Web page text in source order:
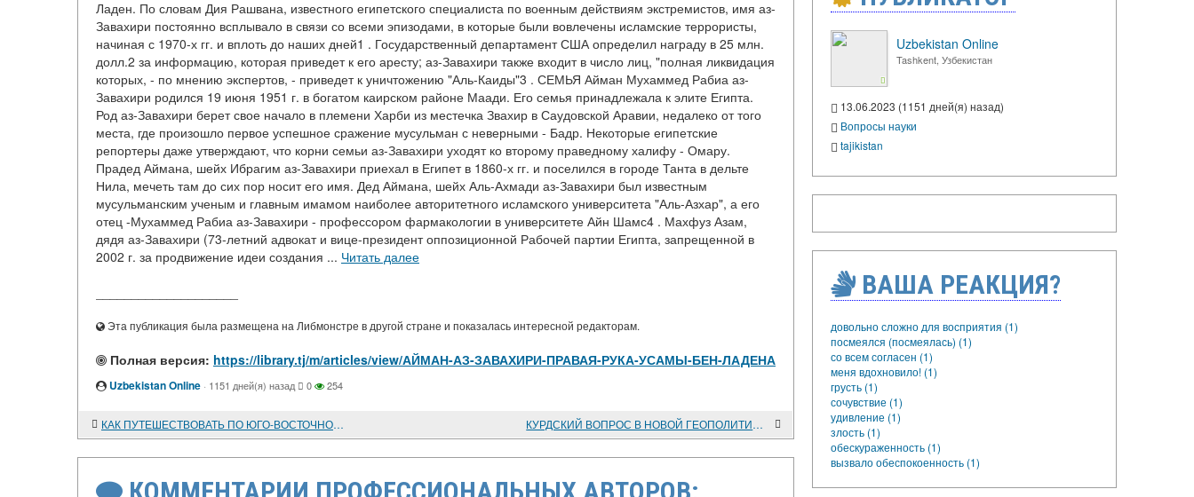
Ладен. По словам Дия Рашвана, известного египетского специалиста по военным действиям экстремистов, имя аз-
Завахири постоянно всплывало в связи со всеми эпизодами, в которые были вовлечены исламские террористы,
начиная с 1970-х гг. и вплоть до наших дней1 . Государственный департамент США определил награду в 25 млн.
долл.2 за информацию, которая приведет к его аресту; аз-Завахири также входит в число лиц, "полная ликвидация
которых, - по мнению экспертов, - приведет к уничтожению "Аль-Каиды"3 . СЕМЬЯ Айман Мухаммед Рабиа аз-
Завахири родился 19 июня 1951 г. в богатом каирском районе Маади. Его семья принадлежала к элите Египта.
Род аз-Завахири берет свое начало в племени Харби из местечка Звахир в Саудовской Аравии, недалеко от того
места, где произошло первое успешное сражение мусульман с неверными - Бадр. Некоторые египетские
репортеры даже утверждают, что корни семьи аз-Завахири уходят ко второму праведному халифу - Омару.
Прадед Аймана, шейх Ибрагим аз-Завахири приехал в Египет в 1860-х гг. и поселился в городе Танта в дельте
Нила, мечеть там до сих пор носит его имя. Дед Аймана, шейх Аль-Ахмади аз-Завахири был известным
мусульманским ученым и главным имамом наиболее авторитетного исламского университета "Аль-Азхар", а его
отец -Мухаммед Рабиа аз-Завахири - профессором фармакологии в университете Айн Шамс4 . Махфуз Азам,
дядя аз-Завахири (73-летний адвокат и вице-президент оппозиционной Рабочей партии Египта, запрещенной в
2002 г. за продвижение идеи создания ... Читать далее
Эта публикация была размещена на Либмонстре в другой стране и показалась интересной редакторам.
Полная версия: https://library.tj/m/articles/view/АЙМАН-АЗ-ЗАВАХИРИ-ПРАВАЯ-РУКА-УСАМЫ-БЕН-ЛАДЕНА
Uzbekistan Online · 1151 дней(я) назад 0 254
КАК ПУТЕШЕСТВОВАТЬ ПО ЮГО-ВОСТОЧНОЙ АЗИИ КУРДСКИЙ ВОПРОС В НОВОЙ ГЕОПОЛИТИЧЕСКОЙ СИТУАЦИИ
Uzbekistan Online
Tashkent, Узбекистан
13.06.2023 (1151 дней(я) назад)
Вопросы науки
tajikistan
ВАША РЕАКЦИЯ?
довольно сложно для восприятия (1)
посмеялся (посмеялась) (1)
со всем согласен (1)
меня вдохновило! (1)
грусть (1)
сочувствие (1)
удивление (1)
злость (1)
обескураженность (1)
вызвало обеспокоенность (1)